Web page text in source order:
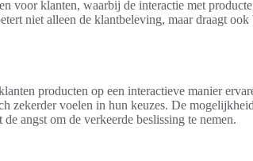
voor klanten, waarbij de interactie met
niet alleen de klantbeleving, maar draagt
producten op een interactieve manier
zekerder voelen in hun keuzes. De
angst om de verkeerde beslissing te nemen.